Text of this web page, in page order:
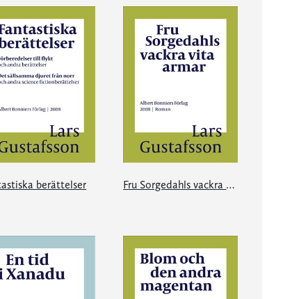
berättelser Fru Sorgedahls vackra vita armar